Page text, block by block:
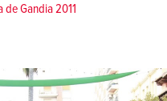
Gandia 2011